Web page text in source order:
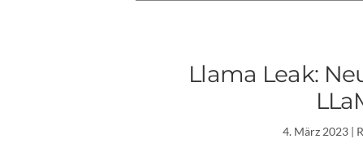
Llama Leak:
4. März 2023 |